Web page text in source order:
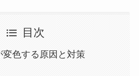
目次
変色する原因と対策